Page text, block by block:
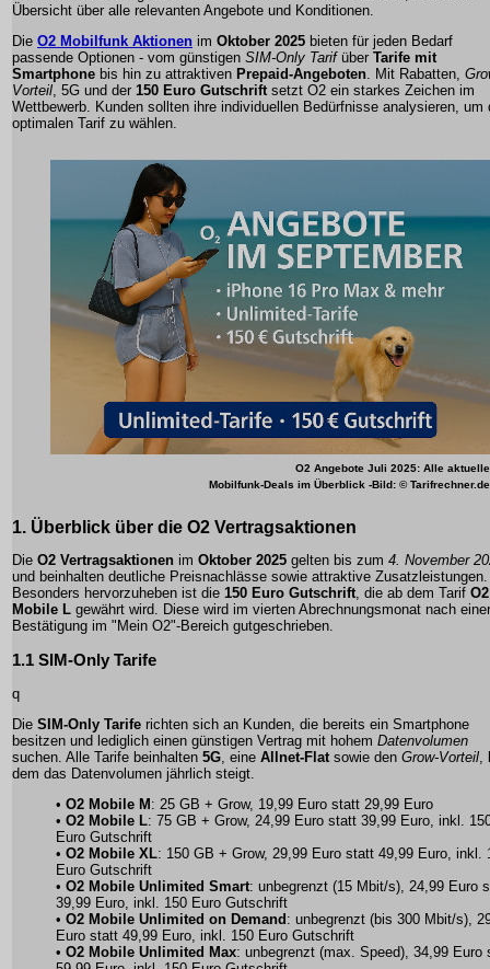
Übersicht über alle relevanten Angebote und Konditionen.
Die O2 Mobilfunk Aktionen im Oktober 2025 bieten für jeden Bedarf
passende Optionen - vom günstigen SIM-Only Tarifüber Tarife mit
Smartphone bis hin zu attraktiven Prepaid-Angeboten. Mit Rabatten,
Vorteil, 5G und der 150 Euro Gutschriftsetzt O2 ein starkes Zeichen im
Wettbewerb. Kunden sollten ihre individuellen Bedürfnisse analysieren, um
optimalen Tarif zu wählen.
O2 Angebote Juli 2025: Alle aktuelle
Mobilfunk-Deals im Überblick -Bild: © Tarifrechner.de
1. Überblick über die O2 Vertragsaktionen
Die O2 Vertragsaktionen im Oktober 2025 gelten bis zum 4. November
und beinhalten deutliche Preisnachlässe sowie attraktive Zusatzleistungen.
Besonders hervorzuheben ist die 150 Euro Gutschrift, die ab dem Tarif O2
Mobile L gewährt wird. Diese wird im vierten Abrechnungsmonat nach einer
Bestätigung im "Mein O2"-Bereich gutgeschrieben.
1.1 SIM-Only Tarife
q
Die SIM-Only Tarife richten sich an Kunden, die bereits ein Smartphone
besitzen und lediglich einen günstigen Vertrag mit hohem Datenvolumen
suchen. Alle Tarife beinhalten 5G, eine Allnet-Flatsowie den Grow-Vorteil,
dem das Datenvolumen jährlich steigt.
• O2 Mobile M : 25 GB + Grow, 19,99 Euro statt 29,99 Euro
• O2 Mobile L: 75 GB + Grow, 24,99 Euro statt 39,99 Euro, inkl.
Euro Gutschrift
• O2 Mobile XL: 150 GB + Grow, 29,99 Euro statt 49,99 Euro, inkl.
Euro Gutschrift
• O2 Mobile Unlimited Smart: unbegrenzt (15 Mbit/s), 24,99 Euro
39,99 Euro, inkl. 150 Euro Gutschrift
• O2 Mobile Unlimited on Demand : unbegrenzt (bis 300 Mbit/s),
Euro statt 49,99 Euro, inkl. 150 Euro Gutschrift
• O2 Mobile Unlimited Max: unbegrenzt (max. Speed), 34,99 Euro